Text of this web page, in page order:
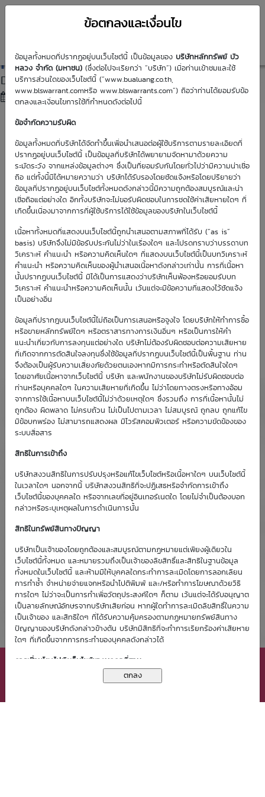
ข้อตกลงและเงื่อนไข
ข้อมูลทั้งหมดที่ปรากฏอยู่บนเว็บไซต์นี้ เป็นข้อมูลของ บริษัทหลักทรัพย์ บัว
หลวง จำกัด (มหาชน) (ซึ่งต่อไปจะเรียกว่า “บริษัท”) เมื่อท่านเข้าชมและใช้
บริการส่วนใดของเว็บไซต์นี้ (“www.bualuang.co.th,
www.blswarrant.comหรือ www.blswarrants.com”) ถือว่าท่านได้ยอมรับข้อ
ตกลงและเงื่อนไขการใช้ที่กำหนดดังต่อไปนี้
ข้อจำกัดความรับผิด
ข้อมูลทั้งหมดที่บริษัทได้จัดทำขึ้นเพื่อนำเสนอต่อผู้ใช้บริการตามรายละเอียดที่
ปรากฏอยู่บนเว็บไซต์นี้ เป็นข้อมูลที่บริษัทได้พยายามจัดหามาด้วยความ
ระมัดระวัง จากแหล่งข้อมูลต่างๆ ซึ่งเป็นที่ยอมรับกันโดยทั่วไปว่ามีความน่าเชื่อ
ถือ แต่ทั้งนี้มิได้หมายความว่า บริษัทได้รับรองโดยชัดแจ้งหรือโดยปริยายว่า
ข้อมูลที่ปรากฏอยู่บนเว็บไซต์ทั้งหมดดังกล่าวนี้มีความถูกต้องสมบูรณ์และน่า
เชื่อถือแต่อย่างใด อีกทั้งบริษัทจะไม่ขอรับผิดชอบในการชดใช้ค่าเสียหายใดๆ ที่
เกิดขึ้นเนื่องมาจากการที่ผู้ใช้บริการได้ใช้ข้อมูลของบริษัทในเว็บไซต์นี้
เนื้อหาทั้งหมดที่แสดงบนเว็บไซต์นี้ถูกนำเสนอตามสภาพที่ได้รับ (“as is”
basis) บริษัทจึงไม่มีข้อรับประกันไม่ว่าในเรื่องใดๆ และโปรดทราบว่าบรรดาบท
วิเคราะห์ คำแนะนำ หรือความคิดเห็นใดๆ ที่แสดงบนเว็บไซต์นี้เป็นบทวิเคราะห์
คำแนะนำ หรือความคิดเห็นของผู้นำเสนอเนื้อหาดังกล่าวเท่านั้น การที่เนื้อหา
นั้นปรากฏบนเว็บไซต์นี้ มิได้เป็นการแสดงว่าบริษัทเห็นพ้องหรือยอมรับบท
วิเคราะห์ คำแนะนำหรือความคิดเห็นนั้น เว้นแต่จะมีข้อความที่แสดงไว้ชัดแจ้ง
เป็นอย่างอื่น
ข้อมูลที่ปรากฎบนเว็บไซต์นี้ไม่ถือเป็นการเสนอหรือจูงใจ โดยบริษัทให้ทำการซื้อ
หรือขายหลักทรัพย์ใดๆ หรือตราสารทางการเงินอื่นๆ หรือเป็นการให้คำ
แนะนำเกี่ยวกับการลงทุนแต่อย่างใด บริษัทไม่ต้องรับผิดชอบต่อความเสียหาย
ที่เกิดจากการตัดสินใจลงทุนซึ่งใช้ข้อมูลที่ปรากฏบนเว็บไซต์นี้เป็นพื้นฐาน ท่าน
จึงต้องเป็นผู้รับความเสี่ยงภัยด้วยตนเองหากมีการกระทำหรือตัดสินใจใดๆ
โดยอาศัยเนื้อหาจากเว็บไซต์นี้ บริษัท และพนักงานของบริษัทไม่รับผิดชอบต่อ
ท่านหรือบุคคลใดๆ ในความเสียหายที่เกิดขึ้น ไม่ว่าโดยทางตรงหรือทางอ้อม
จากการใช้เนื้อหาบนเว็บไซต์นี้ไม่ว่าด้วยเหตุใดๆ ซึ่งรวมถึง การที่เนื้อหานั้นไม่
ถูกต้อง ผิดพลาด ไม่ครบถ้วน ไม่เป็นไปตามเวลา ไม่สมบูรณ์ ถูกลบ ถูกแก้ไข
มีข้อบกพร่อง ไม่สามารถแสดงผล มีไวรัสคอมพิวเตอร์ หรือความขัดข้องของ
ระบบสื่อสาร
สิทธิในการเข้าถึง
บริษัทสงวนสิทธิในการปรับปรุงหรือแก้ไขเว็บไซต์หรือเนื้อหาใดๆ บนเว็บไซต์นี้
ในเวลาใดๆ นอกจากนี้ บริษัทสงวนสิทธิที่จะปฏิเสธหรือจำกัดการเข้าถึง
เว็บไซต์นี้ของบุคคลใด หรือจากเลขที่อยู่อินเทอร์เนตใด โดยไม่จำเป็นต้องบอก
กล่าวหรือระบุเหตุผลในการดำเนินการนั้น
สิทธิในทรัพย์สินทางปัญญา
บริษัทเป็นเจ้าของโดยถูกต้องและสมบูรณ์ตามกฏหมายแต่เพียงผู้เดียวใน
เว็บไซต์นี้ทั้งหมด และหมายรวมถึงเป็นเจ้าของลิขสิทธิ์และสิทธิในฐานข้อมูล
ทั้งหมดในเว็บไซต์นี้ และห้ามมิให้บุคคลใดกระทำการละเมิดโดยการลอกเลียน
การทำซ้ำ จำหน่ายจ่ายแจกหรือนำไปตีพิมพ์ และ/หรือทำการโฆษณาด้วยวิธี
การใดๆ ไม่ว่าจะเป็นการทำเพื่อวัตถุประสงค์ใดๆ ก็ตาม เว้นแต่จะได้รับอนุญาต
เป็นลายลักษณ์อักษรจากบริษัทเสียก่อน หากผู้ใดทำการละเมิดลิขสิทธิ์ในความ
เป็นเจ้าของ และสิทธิใดๆ ที่ได้รับความคุ้มครองตามกฏหมายทรัพย์สินทาง
ปัญญาของบริษัทดังกล่าวข้างต้น บริษัทมีสิทธิที่จะทำการเรียกร้องค่าเสียหาย
ใดๆ ที่เกิดขึ้นจากการกระทำของบุคคลดังกล่าวได้
การเชื่อมโยงไปยังเว็บไซต์ของบุคคลที่สาม
การเชื่อมโยงเว็บไซต์นี้กับเว็บไซต์ของบุคคลที่สามเป็นเพียงการอำนวยความ
DW01
News
DW01 ชุดใหม่ สเปกสวย พร้อมลุย (31 Oct 25)
03 Nov 2025 10:07
เว็บไซต์นี้มีการจัดเก็บคุกกี้ (Cookies) เพื่อช่วยเพิ่มประสิทธิภาพ
การให้บริการแก่ท่าน การใช้งานเว็บไซต์นี้ถือเป็นการยินยอมให้บริษัท
จัดเก็บและใช้คุกกี้ของท่าน โปรดกด
เพื่อศึกษารายละเอียด